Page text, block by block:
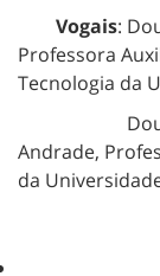
Vogais:
Professora
Tecnologia da
Doutor
Andrade,
da